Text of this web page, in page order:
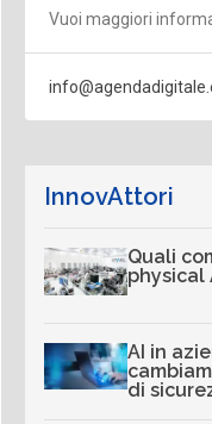
Vuoi maggiori
InnovAttori
Quali
physical
AI in
di